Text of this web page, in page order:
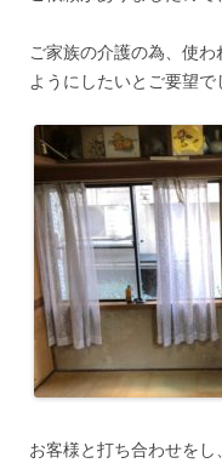
ご家族の介護の為、使
ようにしたいとご要望で
お客様と打ち合わせをし、